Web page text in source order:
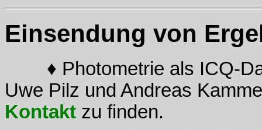
Einsendung von
♦ Photometrie als ICQ-
Uwe Pilz und Andreas
Kontakt zu finden.